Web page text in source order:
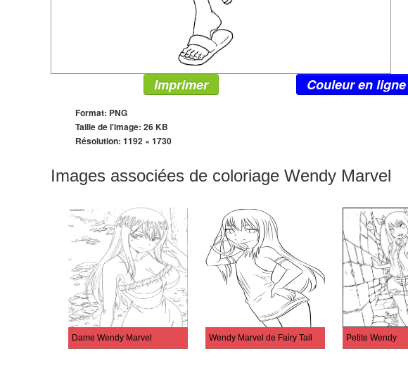
Imprimer Couleur en ligne
Format: PNG
Taille de l'image: 26 KB
Résolution: 1192 × 1730
Images associées de coloriage Wendy Marvel
Dame Wendy Marvel Wendy Marvel de Fairy Tail Petite Wendy